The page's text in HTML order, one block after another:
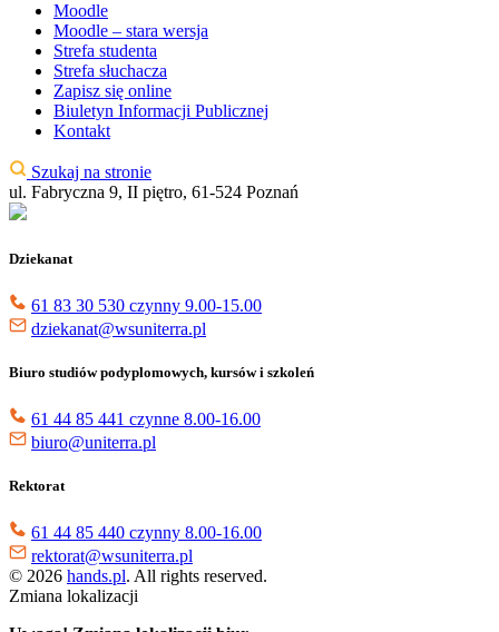
Moodle
Moodle – stara wersja
Strefa studenta
Strefa słuchacza
Zapisz się online
Biuletyn Informacji Publicznej
Kontakt
Szukaj na stronie
ul. Fabryczna 9, II piętro, 61-524 Poznań
Dziekanat
61 83 30 530 czynny 9.00-15.00
dziekanat@wsuniterra.pl
Biuro studiów podyplomowych, kursów i szkoleń
61 44 85 441 czynne 8.00-16.00
biuro@uniterra.pl
Rektorat
61 44 85 440 czynny 8.00-16.00
rektorat@wsuniterra.pl
© 2026 hands.pl. All rights reserved.
Zmiana lokalizacji